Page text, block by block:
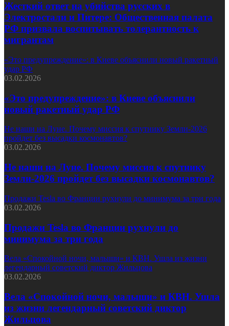
Жесткий ответ на убийства русских в
Электростали и Питере: Общественная палата
РФ призвала воспитывать толерантность к
мигрантам
«Это предупреждение»: в Киеве объяснили новый ракетный
удар РФ
03.02.2026
«Это предупреждение»: в Киеве объяснили
новый ракетный удар РФ
Не наши на Луне. Почему миссия к спутнику Земли-2026
пройдет без высадки космонавтов?
03.02.2026
Не наши на Луне. Почему миссия к спутнику
Земли-2026 пройдет без высадки космонавтов?
Продажи Tesla во Франции рухнули до минимума за три года
03.02.2026
Продажи Tesla во Франции рухнули до
минимума за три года
Вела «Спокойной ночи, малыши» и КВН. Ушла из жизни
легендарный советский диктор Жильцова
03.02.2026
Вела «Спокойной ночи, малыши» и КВН. Ушла
из жизни легендарный советский диктор
Жильцова